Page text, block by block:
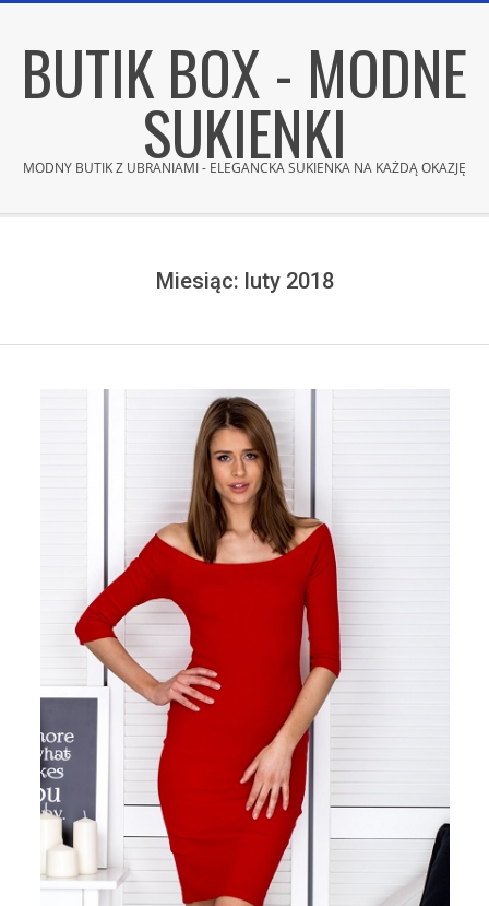
contentBUTIK BOX - MODNE
SUKIENKI
MODNY BUTIK Z UBRANIAMI - ELEGANCKA SUKIENKA NA KAŻDĄ OKAZJĘ
Miesiąc: luty 2018